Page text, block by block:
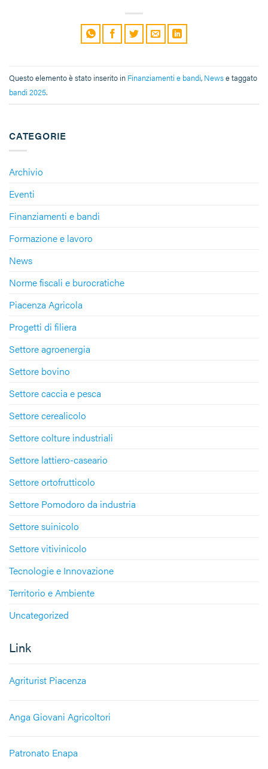
CATEGORIE
Archivio
Eventi
Finanziamenti e bandi
Formazione e lavoro
News
Norme fiscali e burocratiche
Piacenza Agricola
Progetti di filiera
Settore agroenergia
Settore bovino
Settore caccia e pesca
Settore cerealicolo
Settore colture industriali
Settore lattiero-caseario
Settore ortofrutticolo
Settore Pomodoro da industria
Settore suinicolo
Settore vitivinicolo
Tecnologie e Innovazione
Territorio e Ambiente
Uncategorized
Link
Agriturist Piacenza
Anga Giovani Agricoltori
Patronato Enapa
Questo elemento è stato inserito in Finanziamenti e bandi, Newse taggato
bandi 2025.